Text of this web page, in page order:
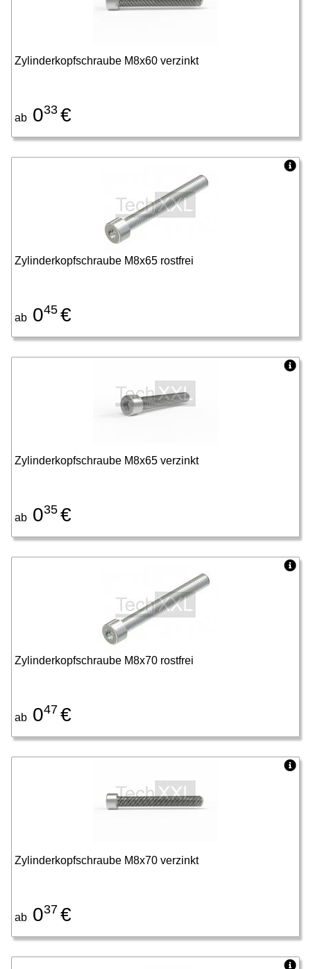
Zylinderkopfschraube M8x60 verzinkt
ab 033 €
Zylinderkopfschraube M8x65 rostfrei
ab 045 €
Zylinderkopfschraube M8x65 verzinkt
ab 035 €
Zylinderkopfschraube M8x70 rostfrei
ab 047 €
Zylinderkopfschraube M8x70 verzinkt
ab 037 €